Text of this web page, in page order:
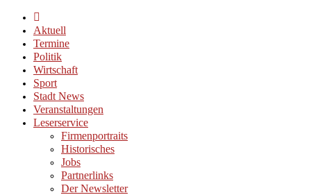
Aktuell
Termine
Politik
Wirtschaft
Sport
Stadt News
Veranstaltungen
Leserservice
Firmenportraits
Historisches
Jobs
Partnerlinks
Der Newsletter